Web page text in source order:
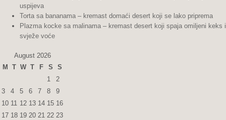
uspijeva
Torta sa bananama – kremast domaći desert koji se lako priprema
Plazma kocke sa malinama – kremast desert koji spaja omiljeni keks i
svježe voće
August 2026
M
T W T F S
S
1
2
3
4 5 6 7 8
9
10 11 12 13 14 15 16
17 18 19 20 21 22 23